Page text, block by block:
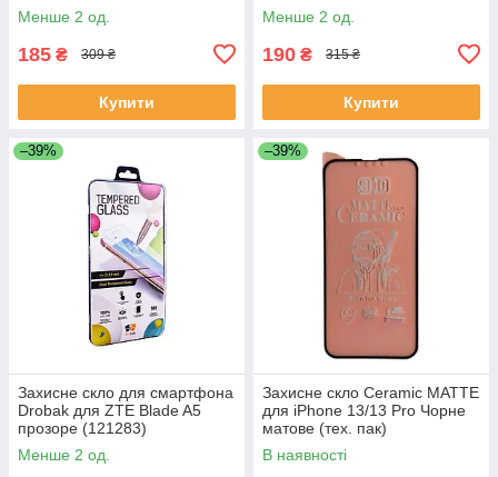
Менше 2 од.
185 ₴ 309 ₴
Купити
Менше 2 од.
190 ₴ 315 ₴
Купити
–39%
Захисне скло для смартфона
Drobak для ZTE Blade A5
прозоре (121283)
Менше 2 од.
–39%
Захисне скло Ceramic MATTE
для iPhone 13/13 Pro Чорне
матове (тех. пак)
(CeramicMATTE)
В наявності